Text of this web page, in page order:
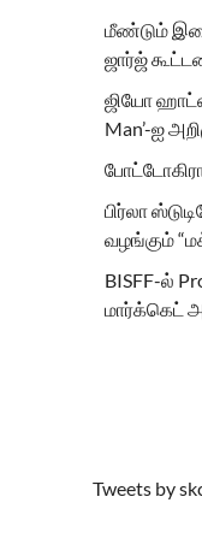
மீண்டும்
ஜார்ஜ்
ஜியோ
Man’-ஐ
பிர்லா
வழங்கும்
BISFF-ல்
மார்க்கெட்
Tweets by